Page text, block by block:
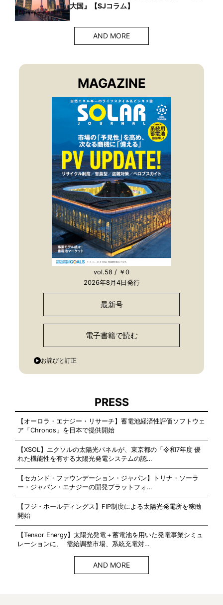
大国』【SJコラム】
AND MORE
MAGAZINE
vol.58 / ￥0
2026年8月4日発行
最新号
電子書籍で読む
お詫びと訂正
PRESS
【オーロラ・エナジー・リサーチ】蓄電池経済性評価ソフトウェ
ア「Chronos」を日本で提供開始
【XSOL】エクソルの太陽光パネルが、東京都の「令和7年度 優
れた機能性を有する太陽光発電システムの認…
【セカンド・ファウンデーション・ジャパン】トリナ・ソーラ
ー・ジャパン・エナジーの開発プラットフォ…
【フジ・ホールディングス】FIP制度による太陽光発電所を稼働
開始
【Tensor Energy】太陽光発電＋蓄電池を用いた発電事業シミュ
レーションに、 需給調整市場、系統充電対…
AND MORE